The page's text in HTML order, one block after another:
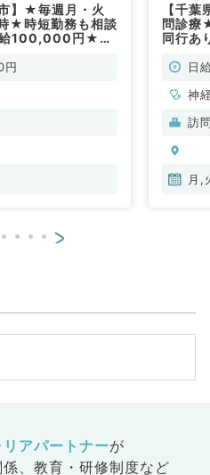
】★毎週月・火
★時短勤務も相談
100,000円★ク
)
円
【千
問診療
同行あ
／非常
日
神
科
訪
月,
>
アパートナーが
、 教育・研修制度など